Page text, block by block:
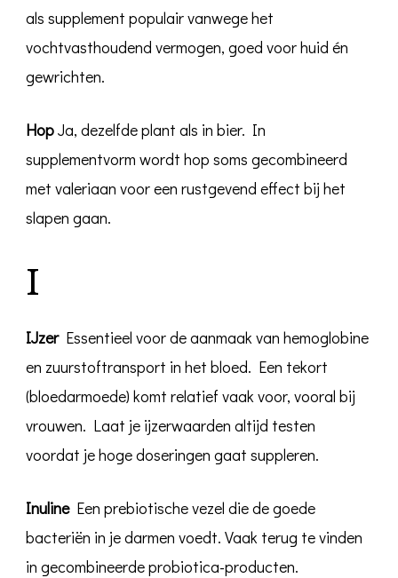
als supplement populair vanwege het
vochtvasthoudend vermogen, goed voor huid én
gewrichten.
HopJa, dezelfde plant als in bier. In
supplementvorm wordt hop soms gecombineerd
met valeriaan voor een rustgevend effect bij het
slapen gaan.
I
IJzerEssentieel voor de aanmaak van hemoglobine
en zuurstoftransport in het bloed. Een tekort
(bloedarmoede) komt relatief vaak voor, vooral bij
vrouwen. Laat je ijzerwaarden altijd testen
voordat je hoge doseringen gaat suppleren.
InulineEen prebiotische vezel die de goede
bacteriën in je darmen voedt. Vaak terug te vinden
in gecombineerde probiotica-producten.